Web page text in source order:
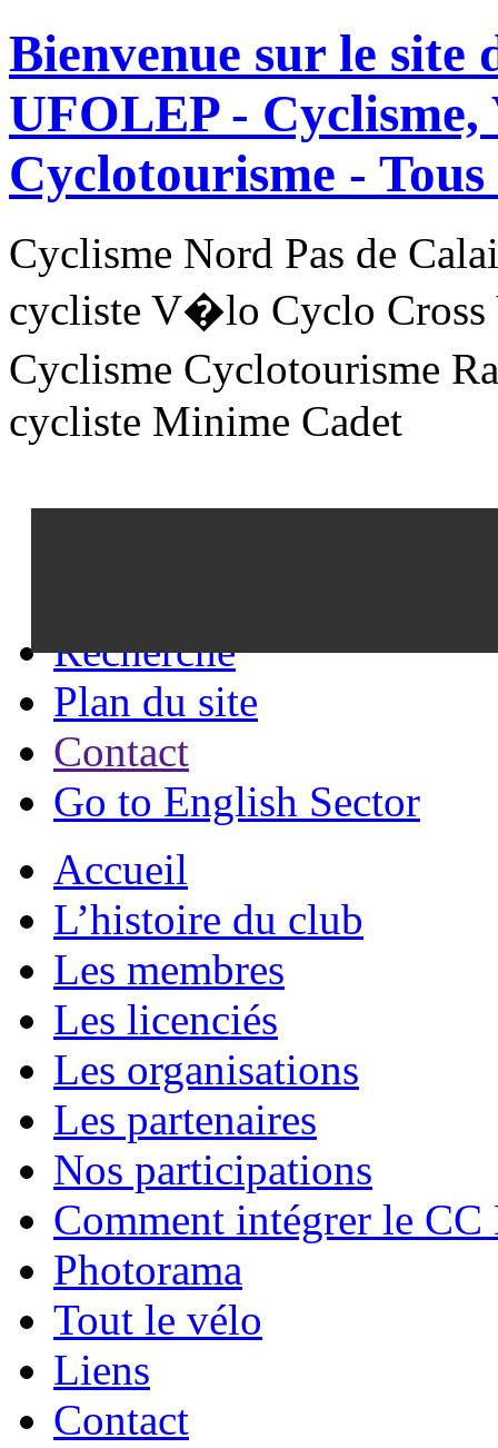
Bienvenue sur le site
UFOLEP -
Cyclotourisme -
Cyclisme Nord Pas de
cycliste V�lo Cyclo Cross
Cyclisme Cyclotourisme
cycliste Minime Cadet
Recherche
Plan du site
Contact
Go to English Sector
Accueil
L’histoire du club
Les membres
Les licenciés
Les organisations
Les partenaires
Nos participations
Comment intégrer le
Photorama
Tout le vélo
Liens
Contact